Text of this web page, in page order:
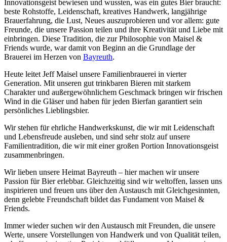
Innovationsgeist bewiesen und wussten, was ein gutes Bier braucht:
beste Rohstoffe, Leidenschaft, kreatives Handwerk, langjährige
Brauerfahrung, die Lust, Neues auszuprobieren und vor allem: gute
Freunde, die unsere Passion teilen und ihre Kreativität und Liebe mit
einbringen. Diese Tradition, die zur Philosophie von Maisel &
Friends wurde, war damit von Beginn an die Grundlage der
Brauerei im Herzen von Bayreuth.
Heute leitet Jeff Maisel unsere Familienbrauerei in vierter
Generation. Mit unseren gut trinkbaren Bieren mit starkem
Charakter und außergewöhnlichem Geschmack bringen wir frischen
Wind in die Gläser und haben für jeden Bierfan garantiert sein
persönliches Lieblingsbier.
Wir stehen für ehrliche Handwerkskunst, die wir mit Leidenschaft
und Lebensfreude ausleben, und sind sehr stolz auf unsere
Familientradition, die wir mit einer großen Portion Innovationsgeist
zusammenbringen.
Wir lieben unsere Heimat Bayreuth – hier machen wir unsere
Passion für Bier erlebbar. Gleichzeitig sind wir weltoffen, lassen uns
inspirieren und freuen uns über den Austausch mit Gleichgesinnten,
denn gelebte Freundschaft bildet das Fundament von Maisel &
Friends.
Immer wieder suchen wir den Austausch mit Freunden, die unsere
Werte, unsere Vorstellungen von Handwerk und von Qualität teilen,